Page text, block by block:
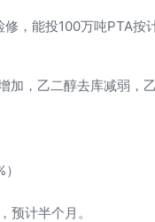
，能投100万吨PTA按
加，乙二醇去库减弱，
预计半个月。